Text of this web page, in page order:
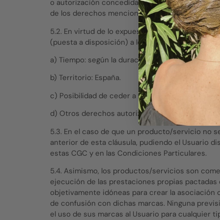
o autorización concedida porBELGREEN, como
de los derechos mencionados tendrá el
5.2. En virtud de lo expuesto,BELGREEN
(puesta a disposición) a los contenidos
a) Tiempo: según la duración de los servicios/
b) Territorio: España.
c) Posibilidad de ceder a terceros los derechos
d) Otros derechos autorizados: estrictamente
5.3. En el caso de que un producto/servicio no
anterior de esta cláusula, pudiendo el Usuario
estas CGC y en las Condiciones Particulares.
5.4. Asimismo, los productos/servicios son
ejecución de las prestaciones propias
objetivamente idóneas para crear la asociación
de confusión con dichas marcas. Ninguna
el uso de sus marcas al Usuario para